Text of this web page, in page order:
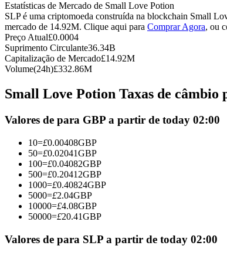
Futuros usando USDC como garantia
Copiar Trading
Junte-se aos principais traders
Estatísticas de Mercado de Small Love Potion
SLP é uma criptomoeda construída na blockchain Small
mercado de 14.92M. Clique aqui para Comprar Agora, ou
Preço Atual£0.0004
Suprimento Circulante36.34B
Capitalização de Mercado£14.92M
Volume(24h)£332.86M
Small Love Potion Taxas de câmbio
Valores de para GBP a partir de today 02:00
10=£0.00408GBP
50=£0.02041GBP
100=£0.04082GBP
500=£0.20412GBP
1000=£0.40824GBP
5000=£2.04GBP
10000=£4.08GBP
50000=£20.41GBP
Valores de para SLP a partir de today 02:00